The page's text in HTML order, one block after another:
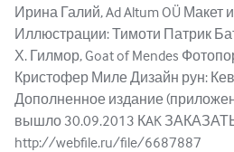
Ирина Галий, Ad Altum OÜ
Иллюстрации: Тимоти Патрик
Х. Гилмор, Goat of Mendes
Кристофер Миле Дизайн рун:
Дополненное издание
вышло 30.09.2013 КAK
http://webfile.ru/file/6687887